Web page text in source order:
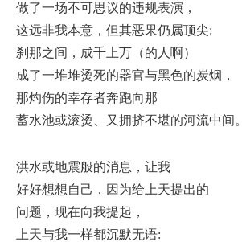
做了一场不可思议的违规表演，
这远非我本意，但其恶果仍属顶尖:
刹那之间，成千上万（的人啊）
成了一堆堆烫死的器官与黑色的炭烟，
那灼伤的幸存者奔跑向那
蓄水池或滚烫、又拥挤不堪的河流中间。
洪水或地震般的消息，让我
好好想想自己，因为给上天提出的
问题，现在向我提起，
上天与我一样都沉默无语: